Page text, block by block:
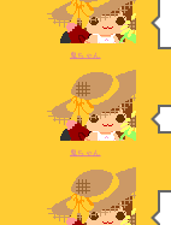
鬼ちゃん
鬼ちゃん